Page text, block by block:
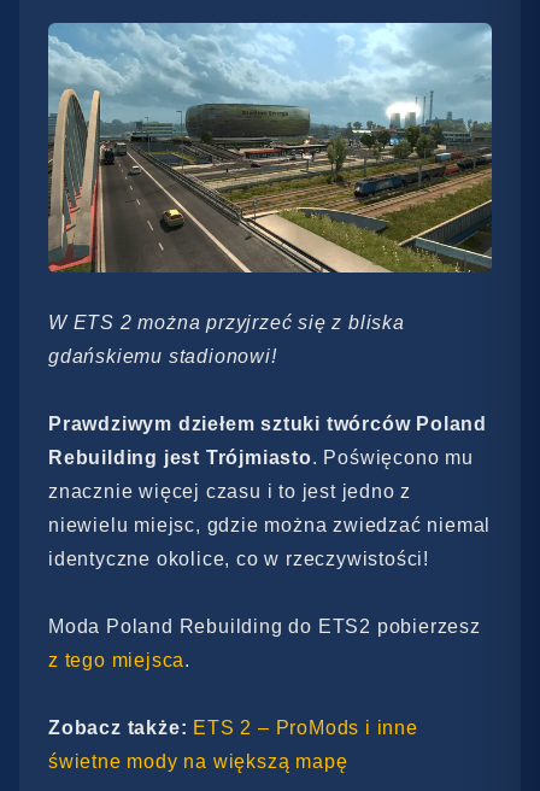
W ETS 2 można przyjrzeć się z bliska
gdańskiemu stadionowi!
Prawdziwym dziełem sztuki twórców Poland
Rebuilding jest Trójmiasto. Poświęcono mu
znacznie więcej czasu i to jest jedno z
niewielu miejsc, gdzie można zwiedzać niemal
identyczne okolice, co w rzeczywistości!
Moda Poland Rebuilding do ETS2 pobierzesz
z tego miejsca.
Zobacz także: ETS 2 – ProMods i inne
świetne mody na większą mapę